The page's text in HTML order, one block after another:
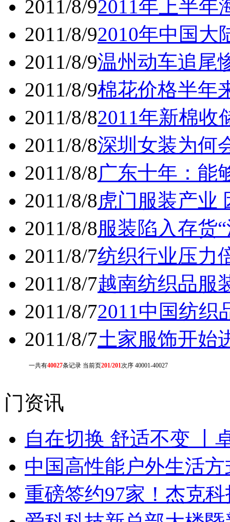
2011/8/92011年上半年
2011/8/92010年中国大
2011/8/9温州动车追尾
2011/8/9棉花价格半年
2011/8/82011年新棉收
2011/8/8深圳女装为何
2011/8/8广东十年：能
2011/8/8虎门服装产业
2011/8/8服装陷入存货
2011/8/7纺织行业压力
2011/8/7越南纺织品服
2011/8/72011中国纺织
2011/8/7土家服饰开始
一共有40027条记录 当前页201/201次序 40001-40027
门资讯
自在切换 舒适不变 丨
中国高性能户外生活
重磅签约97家！杰克